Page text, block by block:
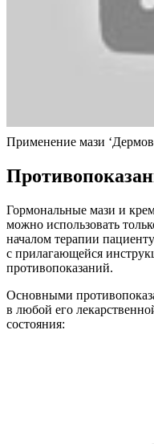
Применение мази
Гормональные мази и
можно использовать
началом терапии
с прилагающейся
противопоказаний.
Основными
в любой его
состояния: